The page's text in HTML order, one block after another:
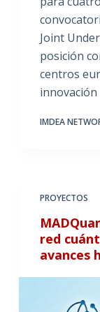
Joint
posición
centros
innovación
IMDEA
PROYECTOS
red
avances